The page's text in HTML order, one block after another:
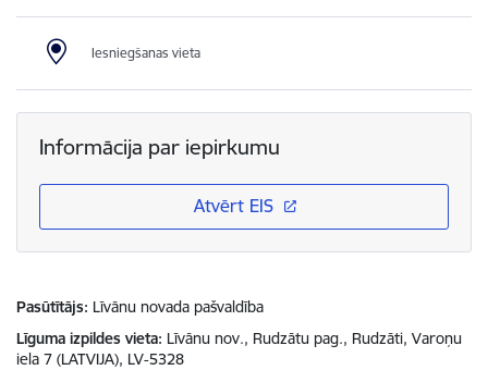
Iesniegšanas vieta
Informācija par iepirkumu
Atvērt EIS
Pasūtītājs Līvānu novada pašvaldība
Līguma izpildes vieta Līvānu nov., Rudzātu pag., Rudzāti, Varoņu
iela 7 (LATVIJA), LV-5328